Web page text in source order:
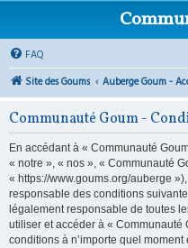
FAQ
Site des Goums
Auberge Goum -
Communauté Goum -
En accédant à « Communauté
« notre », « nos », « Communauté
« https://www.goums.org/auberge
responsable des conditions
légalement responsable de toutes
utiliser et accéder à «
conditions à n’importe quel